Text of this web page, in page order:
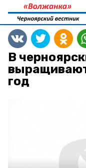
В
год